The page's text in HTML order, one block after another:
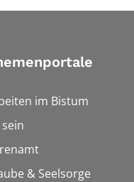
im Bistum
& Seelsorge